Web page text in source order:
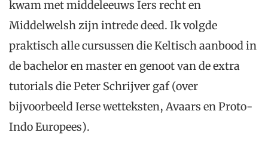
kwam met middeleeuws Iers recht en
Middelwelsh zijn intrede deed. Ik volgde
praktisch alle cursussen die Keltisch aanbood in
de bachelor en master en genoot van de extra
tutorials die Peter Schrijver gaf (over
bijvoorbeeld Ierse wetteksten, Avaars en Proto-
Indo Europees).